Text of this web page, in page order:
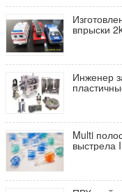
впрыски
Инженер
Multi
выстрела